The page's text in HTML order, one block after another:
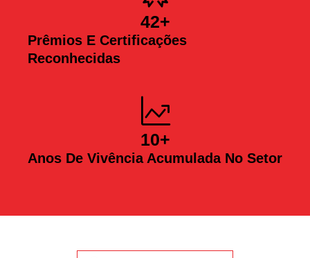
Prêmios E Certificações
Reconhecidas
42+
Anos De Vivência Acumulada No Setor
10+